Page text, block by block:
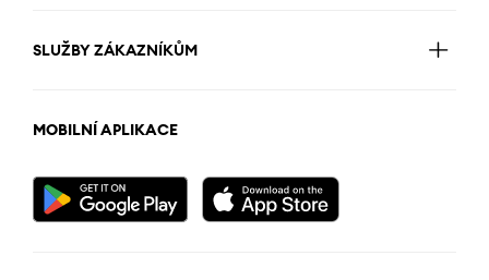
SLUŽBY ZÁKAZNÍKŮM
MOBILNÍ APLIKACE